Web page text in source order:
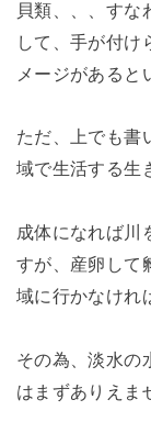
貝類、、、すな
して、手が付け
メージがあると
ただ、上でも書
域で生活する生
成体になれば川
すが、産卵して
域に行かなけれ
その為、淡水の
はまずありえま